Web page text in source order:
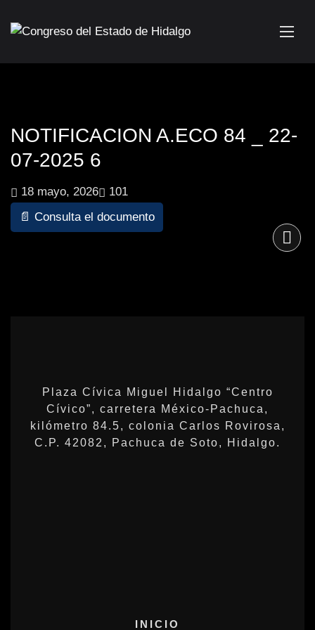
NOTIFICACION A.ECO 84 _ 22-
07-2025 6
18 mayo, 2026
101
📄 Consulta el documento
Plaza Cívica Miguel Hidalgo “Centro
Cívico”, carretera México-Pachuca,
kilómetro 84.5, colonia Carlos Rovirosa,
C.P. 42082, Pachuca de Soto, Hidalgo.
INICIO